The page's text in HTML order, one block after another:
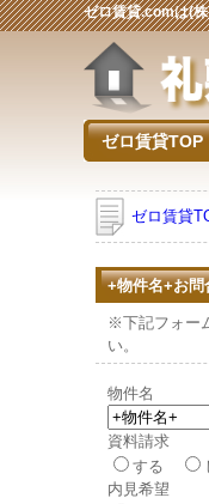
ゼロ賃貸.comは(
ゼロ賃貸TOP
ゼロ賃貸
+物件名+お問
※下記フォー
い。
物件名
資料請求
する
内見希望